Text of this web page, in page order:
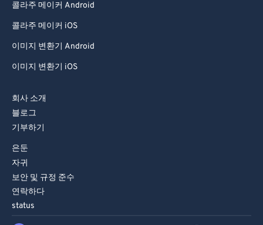
콜라주 메이커 Android
콜라주 메이커 iOS
이미지 변환기 Android
이미지 변환기 iOS
회사 소개
블로그
기부하기
은둔
자귀
보안 및 규정 준수
연락하다
status